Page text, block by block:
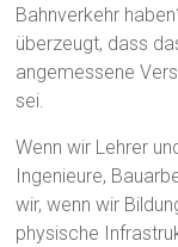
Bahnverkehr
überzeugt, dass
angemessene
sei.
Wenn wir Lehrer
Ingenieure,
wir, wenn wir
physische